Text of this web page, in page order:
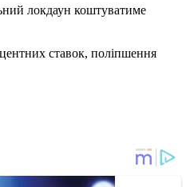
локдаун коштуватиме
ставок, поліпшення